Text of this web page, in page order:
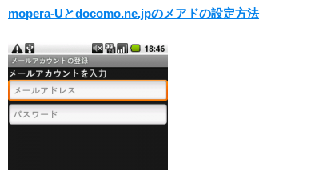
mopera-Uとdocomo.ne.jpのメアドの設定方法